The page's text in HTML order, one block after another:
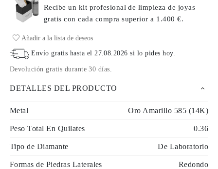
Recibe un kit profesional de limpieza de joyas
gratis con cada comprasuperior a 1.400 €.
Añadir a la lista de deseos
Envío gratis hasta el27.08.2026 si lo pides hoy.
Devolución gratis durante 30 días.
DETALLES DEL PRODUCTO
Metal Oro Amarillo 585 (14K)
Peso Total En Quilates 0.36
Tipo de Diamante De Laboratorio
Formas de Piedras Laterales Redondo